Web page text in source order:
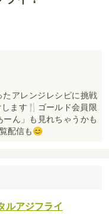
アレンジレシピに挑戦
ます🍴ゴールド会員限
ん」も見れちゃうかも
配信も😊
ルアジフライ